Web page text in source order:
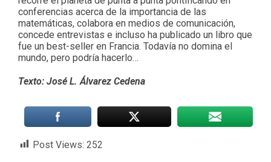
conferencias acerca de la importancia de las
matemáticas, colabora en medios de comunicación,
concede entrevistas e incluso ha publicado un libro que
fue un best-seller en Francia. Todavía no domina el
mundo, pero podría hacerlo…
Texto: José L. Álvarez Cedena
Post Views: 252